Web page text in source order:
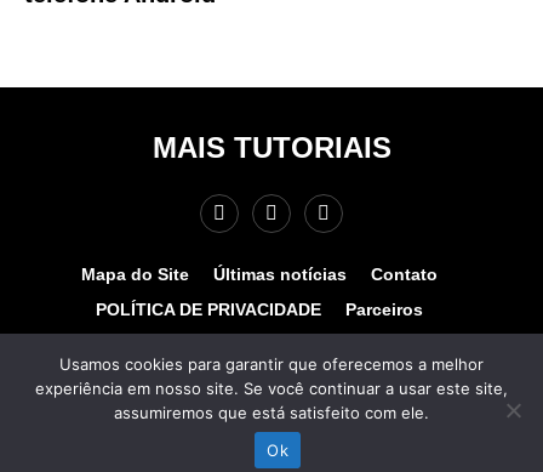
MAIS TUTORIAIS
Mapa do Site Últimas notícias
Contato
POLÍTICA DE PRIVACIDADE
Parceiros
© COPYRIGHT 2025 - MAIS TUTORIAIS. TODOS OS
DIREITOS RESERVADOS. Desenvolvido por
www.hospedagemhost.com.br.
Usamos cookies para garantir que oferecemos a melhor
experiência em nosso site. Se você continuar a usar este site,
assumiremos que está satisfeito com ele.
Ok